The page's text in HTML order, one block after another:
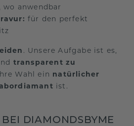
wo anwendbar
für den perfekt
. Unsere Aufgabe ist es,
transparent zu
Wahl ein natürlicher
ist.
BEI DIAMONDSBYME